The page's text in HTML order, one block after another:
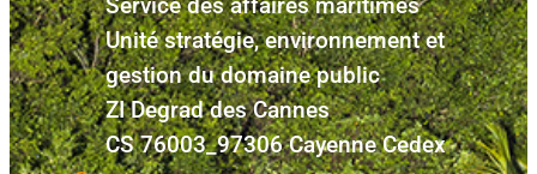
Unité stratégie, environnement et
gestion du domaine public
ZI Degrad des Cannes
CS 76003_97306 Cayenne Cedex